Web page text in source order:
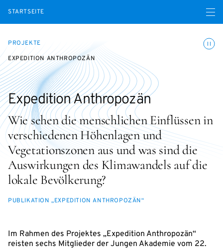
STARTSEITE Menü
PROJEKTE
EXPEDITION ANTHROPOZÄN
Expedition Anthropozän
Wie sehen die menschlichen Einflüssen in
verschiedenen Höhenlagen und
Vegetationszonen aus und was sind die
Auswirkungen des Klimawandels auf die
lokale Bevölkerung?
PUBLIKATION „EXPEDITION ANTHROPOZÄN“
Im Rahmen des Projektes „Expedition Anthropozän“
reisten sechs Mitglieder der Jungen Akademie vom 22.